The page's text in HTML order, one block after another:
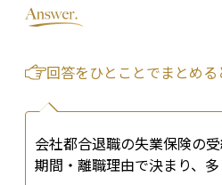
回答をひとことでまとめる
会社都合退職の失業保険の
期間・離職理由で決まり、多